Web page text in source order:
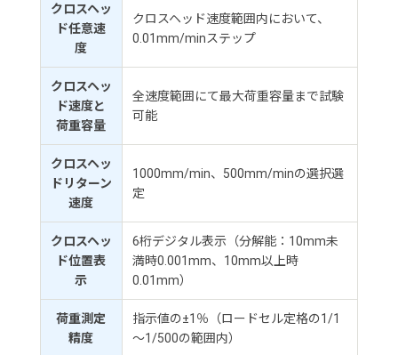
クロスヘッ
ド任意速
度
クロスヘッド速度範囲内において、
0.01mm/minステップ
クロスヘッ
ド速度と
荷重容量
全速度範囲にて最大荷重容量まで試験
可能
クロスヘッ
ドリターン
速度
1000mm/min、500mm/minの選択選
定
クロスヘッ
ド位置表
示
6桁デジタル表示（分解能：10mm未
満時0.001mm、10mm以上時
0.01mm）
荷重測定
精度
指示値の±1％（ロードセル定格の1/1
～1/500の範囲内）